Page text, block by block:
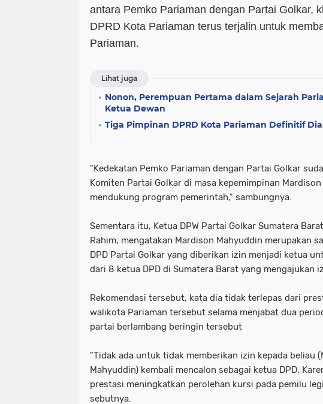
antara Pemko Pariaman dengan Partai Golkar,
DPRD Kota Pariaman terus terjalin untuk
Pariaman.
Lihat juga
Nonon, Perempuan Pertama dalam Sejarah
Ketua Dewan
Tiga Pimpinan DPRD Kota Pariaman Definitif
"Kedekatan Pemko Pariaman dengan Partai Golkar
Komiten Partai Golkar di masa kepemimpinan
mendukung program pemerintah," sambungnya.
Sementara itu, Ketua DPW Partai Golkar Sumatera
Rahim, mengatakan Mardison Mahyuddin merupakan
DPD Partai Golkar yang diberikan izin menjadi ketua
dari 8 ketua DPD di Sumatera Barat yang mengajukan
Rekomendasi tersebut, kata dia tidak terlepas dari
walikota Pariaman tersebut selama menjabat dua
partai berlambang beringin tersebut
"Tidak ada untuk tidak memberikan izin kepada beliau
Mahyuddin) kembali mencalon sebagai ketua DPD.
prestasi meningkatkan perolehan kursi pada pemilu
sebutnya.